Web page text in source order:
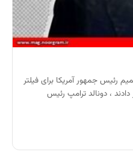
رئیس جمهور آمریکا برای فیلتر
، دونالد ترامپ رئیس